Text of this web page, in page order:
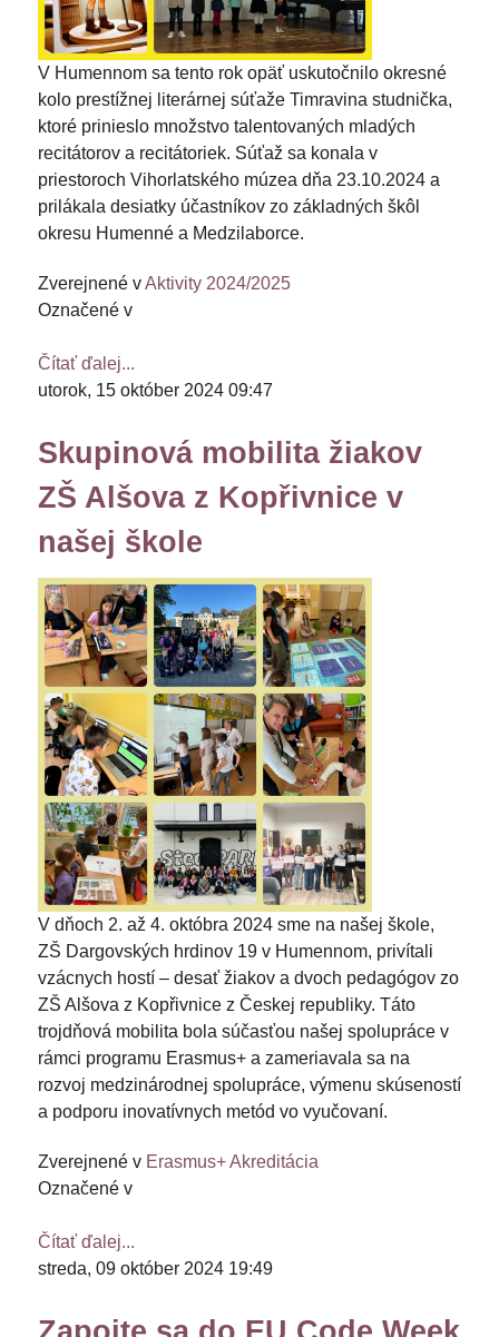
V Humennom sa tento rok opäť uskutočnilo okresné
kolo prestížnej literárnej súťaže Timravina studnička,
ktoré prinieslo množstvo talentovaných mladých
recitátorov a recitátoriek. Súťaž sa konala v
priestoroch Vihorlatského múzea dňa 23.10.2024 a
prilákala desiatky účastníkov zo základných škôl
okresu Humenné a Medzilaborce.
Zverejnené vAktivity 2024/2025
Označené v
Čítať ďalej...
utorok, 15 október 2024 09:47
Skupinová mobilita žiakov
ZŠ Alšova z Kopřivnice v
našej škole
V dňoch 2. až 4. októbra 2024 sme na našej škole,
ZŠ Dargovských hrdinov 19 v Humennom, privítali
vzácnych hostí – desať žiakov a dvoch pedagógov zo
ZŠ Alšova z Kopřivnice z Českej republiky. Táto
trojdňová mobilita bola súčasťou našej spolupráce v
rámci programu Erasmus+ a zameriavala sa na
rozvoj medzinárodnej spolupráce, výmenu skúseností
a podporu inovatívnych metód vo vyučovaní.
Zverejnené v Erasmus+ Akreditácia
Označené v
Čítať ďalej...
streda, 09 október 2024 19:49